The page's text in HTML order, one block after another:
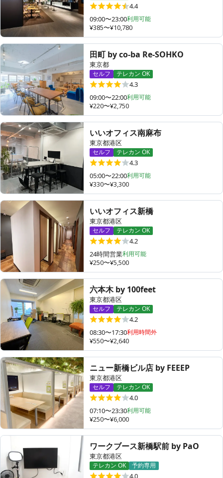
4.4
09:00〜23:00利用可能
¥385〜¥10,780
田町 by co-ba Re-SOHKO
東京都
セルフ テレカン OK
4.3
09:00〜22:00利用可能
¥220〜¥2,750
いいオフィス南麻布
東京都港区
セルフ テレカン OK
4.3
05:00〜22:00利用可能
¥330〜¥3,300
いいオフィス新橋
東京都港区
セルフ テレカン OK
4.2
24時間営業利用可能
¥250〜¥5,500
六本木 by 100feet
東京都港区
セルフ テレカン OK
4.2
08:30〜17:30利用時間外
¥550〜¥2,640
ニュー新橋ビル店 by FEEEP
東京都港区
セルフ テレカン OK
4.0
07:10〜23:30利用可能
¥250〜¥6,000
ワークブース新橋駅前 by PaO
東京都港区
テレカン OK 予約専用
4.0